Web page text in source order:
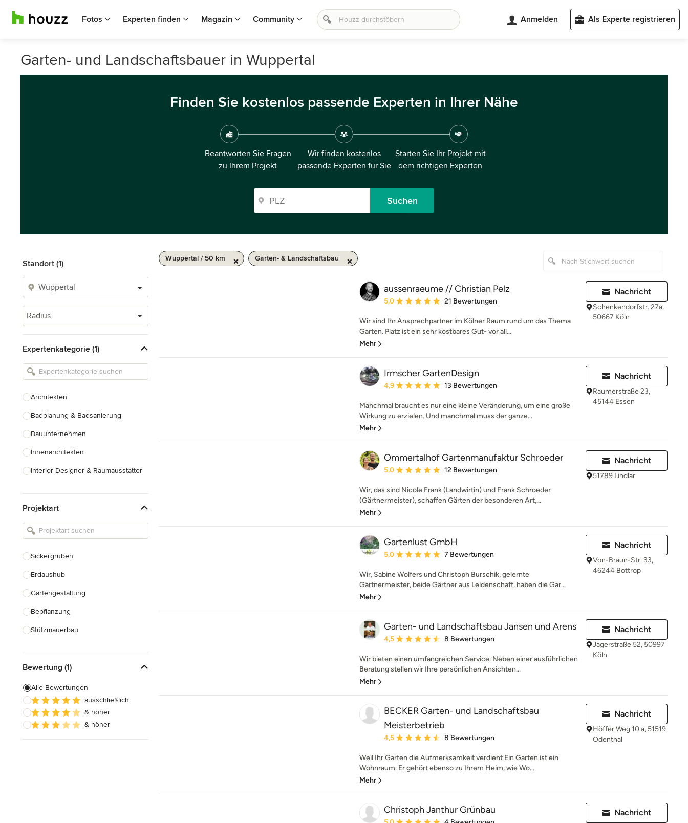
Fotos Experten finden Magazin Community Anmelden Als Experte registrieren
Garten- und Landschaftsbauer in Wuppertal
Finden Sie kostenlos passende Experten in Ihrer Nähe
Beantworten Sie Fragen
zu Ihrem Projekt
Wir finden kostenlos
passende Experten für Sie
Starten Sie Ihr Projekt mit
dem richtigen Experten
Suchen
Standort (1)
Radius
Expertenkategorie (1)
Architekten
Badplanung & Badsanierung
Bauunternehmen
Innenarchitekten
Interior Designer & Raumausstatter
Landschaftsarchitekten
Armaturen & Sanitärbedarf
Einbauschränke
Projektart
Sickergruben
Erdaushub
Gartengestaltung
Bepflanzung
Stützmauerbau
Gewächshausbau
Teichbau
Alle anzeigen
Bewertung (1)
Alle Bewertungen
ausschließlich
& höher
& höher
Wuppertal / 50 km Garten- & Landschaftsbau
aussenraeume // Christian Pelz
Durchschnittliche Bewertung: 5 von 5 Sternen
5,0 21 Bewertungen
Wir sind Ihr Ansprechpartner im Kölner Raum rund um das Thema
Garten. Platz ist ein sehr kostbares Gut- vor all...
Mehr
Nachricht
Schenkendorfstr. 27a,
50667 Köln
Irmscher GartenDesign
Durchschnittliche Bewertung: 4.9 von 5 Sternen
4,9 13 Bewertungen
Manchmal braucht es nur eine kleine Veränderung, um eine große
Wirkung zu erzielen. Und manchmal muss der ganze...
Mehr
Nachricht
Raumerstraße 23,
45144 Essen
Ommertalhof Gartenmanufaktur Schroeder
Durchschnittliche Bewertung: 5 von 5 Sternen
5,0 12 Bewertungen
Wir, das sind Nicole Frank (Landwirtin) und Frank Schroeder
(Gärtnermeister), schaffen Gärten der besonderen Art,...
Mehr
Nachricht
51789 Lindlar
Gartenlust GmbH
Durchschnittliche Bewertung: 5 von 5 Sternen
5,0 7 Bewertungen
Wir, Sabine Wolfers und Christoph Burschik, gelernte
Gärtnermeister, beide Gärtner aus Leidenschaft, haben die Gar...
Mehr
Nachricht
Von-Braun-Str. 33,
46244 Bottrop
Garten- und Landschaftsbau Jansen und Arens
Durchschnittliche Bewertung: 4.5 von 5 Sternen
4,5 8 Bewertungen
Wir bieten einen umfangreichen Service. Neben einer ausführlichen
Beratung stellen wir Ihre persönlichen Ansichten...
Mehr
Nachricht
Jägerstraße 52, 50997
Köln
BECKER Garten- und Landschaftsbau
Meisterbetrieb
Durchschnittliche Bewertung: 4.5 von 5 Sternen
4,5 8 Bewertungen
Weil Ihr Garten die Aufmerksamkeit verdient Ein Garten ist ein
Wohnraum. Er gehört ebenso zu Ihrem Heim, wie Wo...
Mehr
Nachricht
Höffer Weg 10 a, 51519
Odenthal
Christoph Janthur Grünbau
Durchschnittliche Bewertung: 5 von 5 Sternen
Nachricht